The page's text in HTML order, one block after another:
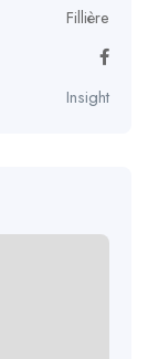
Fillière
Insight